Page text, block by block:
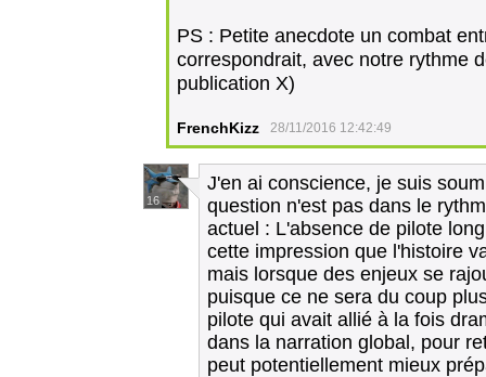
PS : Petite anecdote un combat
correspondrait, avec notre rythme
publication X)
FrenchKizz 28/11/2016 12:42:49
16
J'en ai conscience, je suis
question n'est pas dans le
actuel : L'absence de pilote
cette impression que l'histoire
mais lorsque des enjeux se
puisque ce ne sera du coup
pilote qui avait allié à la fois
dans la narration global, pour
peut potentiellement mieux